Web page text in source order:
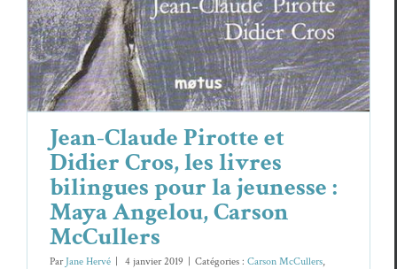
Jean-Claude Pirotte et
Didier Cros, les livres
bilingues pour la jeunesse :
Maya Angelou, Carson
McCullers
Par Jane Hervé 4 janvier 2019 Catégories : Carson McCullers,